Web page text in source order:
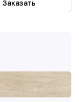
Заказать